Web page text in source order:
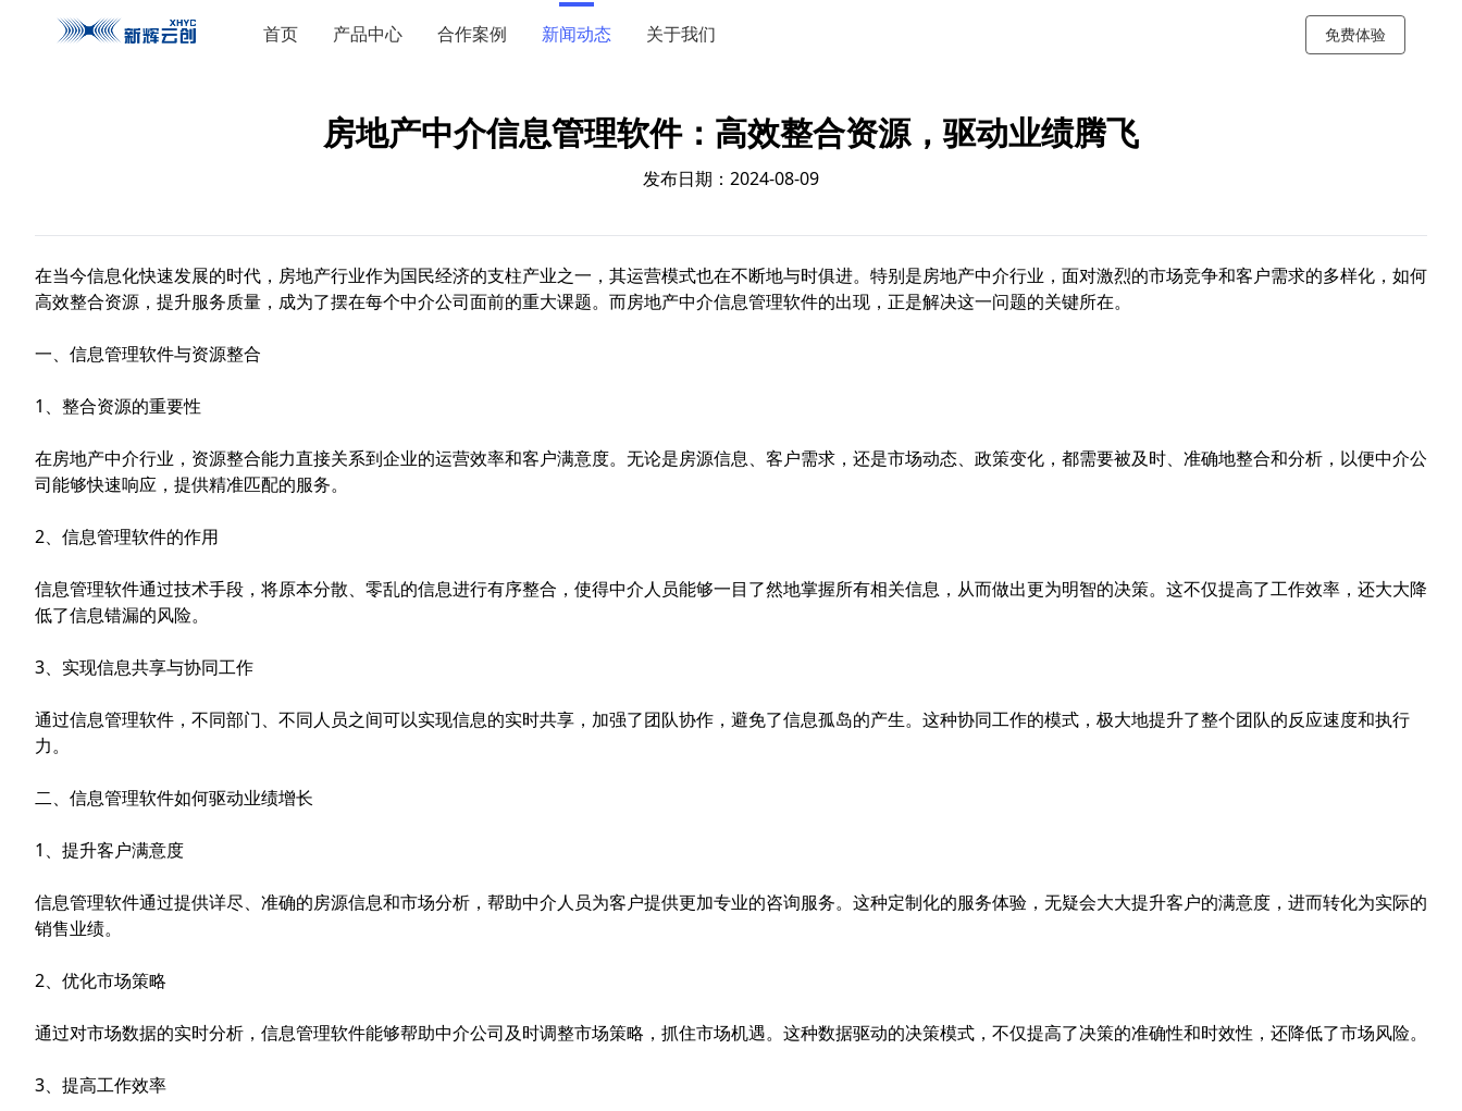
首页 产品中心 合作案例 新闻动态 关于我们 免费体验
房地产中介信息管理软件：高效整合资源，驱动业绩腾飞
发布日期：2024-08-09
在当今信息化快速发展的时代，房地产行业作为国民经济的支柱产业之一，其运营模式也在不断地与时俱进。特别是房地产中介行业，面对激烈的市场竞争和客户需求的多样化，如何
高效整合资源，提升服务质量，成为了摆在每个中介公司面前的重大课题。而房地产中介信息管理软件的出现，正是解决这一问题的关键所在。
一、信息管理软件与资源整合
1、整合资源的重要性
在房地产中介行业，资源整合能力直接关系到企业的运营效率和客户满意度。无论是房源信息、客户需求，还是市场动态、政策变化，都需要被及时、准确地整合和分析，以便中介公
司能够快速响应，提供精准匹配的服务。
2、信息管理软件的作用
信息管理软件通过技术手段，将原本分散、零乱的信息进行有序整合，使得中介人员能够一目了然地掌握所有相关信息，从而做出更为明智的决策。这不仅提高了工作效率，还大大降
低了信息错漏的风险。
3、实现信息共享与协同工作
通过信息管理软件，不同部门、不同人员之间可以实现信息的实时共享，加强了团队协作，避免了信息孤岛的产生。这种协同工作的模式，极大地提升了整个团队的反应速度和执行
力。
二、信息管理软件如何驱动业绩增长
1、提升客户满意度
信息管理软件通过提供详尽、准确的房源信息和市场分析，帮助中介人员为客户提供更加专业的咨询服务。这种定制化的服务体验，无疑会大大提升客户的满意度，进而转化为实际的
销售业绩。
2、优化市场策略
通过对市场数据的实时分析，信息管理软件能够帮助中介公司及时调整市场策略，抓住市场机遇。这种数据驱动的决策模式，不仅提高了决策的准确性和时效性，还降低了市场风险。
3、提高工作效率